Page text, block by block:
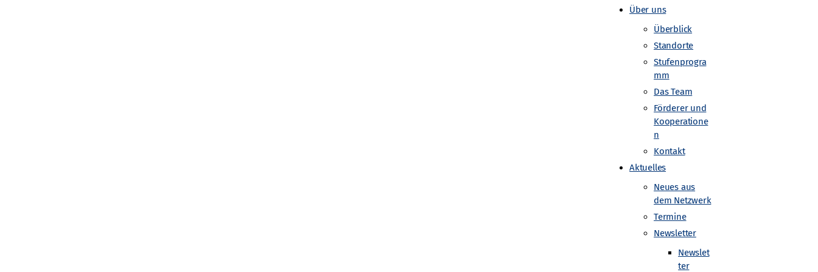
Über uns
Überblick
Standorte
Stufenprogra
mm
Das Team
Förderer und
Kooperatione
n
Kontakt
Aktuelles
Neues aus
dem Netzwerk
Termine
Newsletter
Newslet
ter